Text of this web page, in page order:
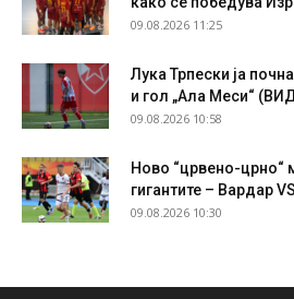
09.08.2026 11:25
Лука Трпески ја
и гол „Ала Меси“
09.08.2026 10:58
Ново “црвено-црно“
гигантите – Вардар
09.08.2026 10:30